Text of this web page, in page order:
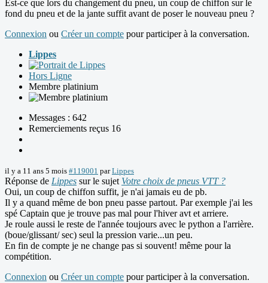
Est-ce que lors du changement du pneu, un coup de chiffon sur le
fond du pneu et de la jante suffit avant de poser le nouveau pneu ?
Connexion ou Créer un compte pour participer à la conversation.
Lippes
Hors Ligne
Membre platinium
Messages : 642
Remerciements reçus 16
il y a 11 ans 5 mois #119001 parLippes
Réponse de Lippes sur le sujet Votre choix de pneus VTT ?
Oui, un coup de chiffon suffit, je n'ai jamais eu de pb.
Il y a quand même de bon pneu passe partout. Par exemple j'ai les
spé Captain que je trouve pas mal pour l'hiver avt et arriere.
Je roule aussi le reste de l'année toujours avec le python a l'arrière.
(boue/glissant/ sec) seul la pression varie...un peu.
En fin de compte je ne change pas si souvent! même pour la
compétition.
Connexion ou Créer un compte pour participer à la conversation.